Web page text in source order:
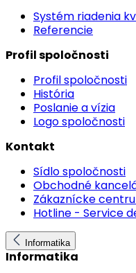
Systém riadenia
Referencie
Profil spoločnosti
Profil spoločnosti
História
Poslanie a vízia
Logo spoločnosti
Kontakt
Sídlo spoločnosti
Obchodné
Zákaznícke
Hotline - Service
Informatika
Informatika